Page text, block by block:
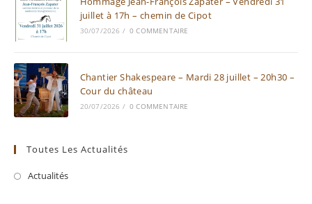
juillet à 17h – chemin de Cipot
30/07/2026 / 0 COMMENTAIRE
Chantier Shakespeare – Mardi 28 juillet – 20h30 –
Cour du château
20/07/2026 / 0 COMMENTAIRE
Toutes Les Actualités
Actualités